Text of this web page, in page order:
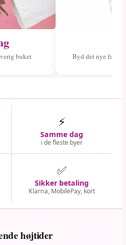
buket Byd det nye
⚡
Samme dag
i de fleste byer
✅
Sikker betaling
Klarna, MobilePay, kort
højtider